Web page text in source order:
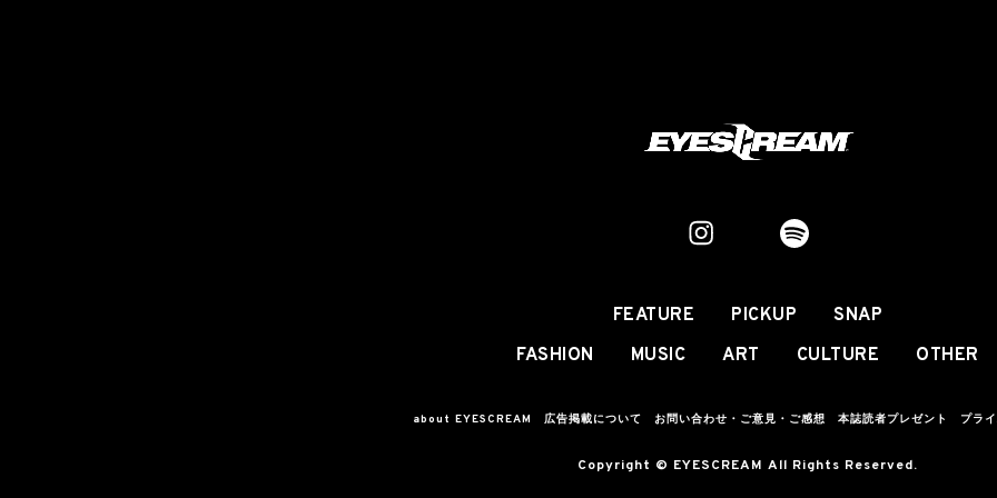
FEATURE PICKUP
SNAP
FASHION
MUSIC ART CULTURE OTHER
about EYESCREAM 広告掲載について お問い合わせ・ご意見・ご感想 本誌読者プレゼント プラ
Copyright © EYESCREAM All Rights Reserved.